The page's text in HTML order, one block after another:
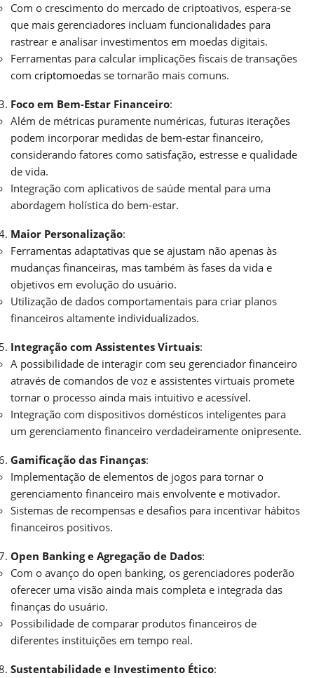
Com o crescimento do mercado de criptoativos, espera-se
que mais gerenciadores incluam funcionalidades para
rastrear e analisar investimentos em moedas digitais.
Ferramentas para calcular implicações fiscais de transações
com criptomoedas se tornarão mais comuns.
Foco em Bem-Estar Financeiro:
Além de métricas puramente numéricas, futuras iterações
podem incorporar medidas de bem-estar financeiro,
considerando fatores como satisfação, estresse e qualidade
de vida.
Integração com aplicativos de saúde mental para uma
abordagem holística do bem-estar.
Maior Personalização:
Ferramentas adaptativas que se ajustam não apenas às
mudanças financeiras, mas também às fases da vida e
objetivos em evolução do usuário.
Utilização de dados comportamentais para criar planos
financeiros altamente individualizados.
Integração com Assistentes Virtuais:
A possibilidade de interagir com seu gerenciador financeiro
através de comandos de voz e assistentes virtuais promete
tornar o processo ainda mais intuitivo e acessível.
Integração com dispositivos domésticos inteligentes para
um gerenciamento financeiro verdadeiramente onipresente.
Gamificação das Finanças:
Implementação de elementos de jogos para tornar o
gerenciamento financeiro mais envolvente e motivador.
Sistemas de recompensas e desafios para incentivar hábitos
financeiros positivos.
Open Banking e Agregação de Dados:
Com o avanço do open banking, os gerenciadores poderão
oferecer uma visão ainda mais completa e integrada das
finanças do usuário.
Possibilidade de comparar produtos financeiros de
diferentes instituições em tempo real.
Sustentabilidade e Investimento Ético: